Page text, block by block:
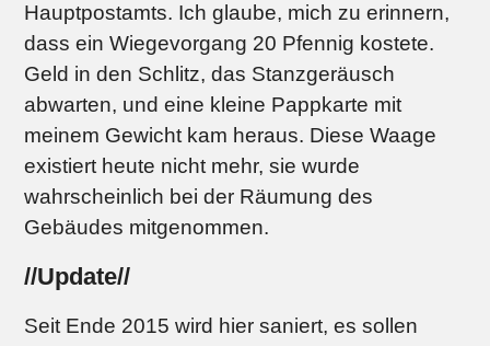
Hauptpostamts. Ich glaube, mich zu erinnern,
dass ein Wiegevorgang 20 Pfennig kostete.
Geld in den Schlitz, das Stanzgeräusch
abwarten, und eine kleine Pappkarte mit
meinem Gewicht kam heraus. Diese Waage
existiert heute nicht mehr, sie wurde
wahrscheinlich bei der Räumung des
Gebäudes mitgenommen.
//Update//
Seit Ende 2015 wird hier saniert, es sollen